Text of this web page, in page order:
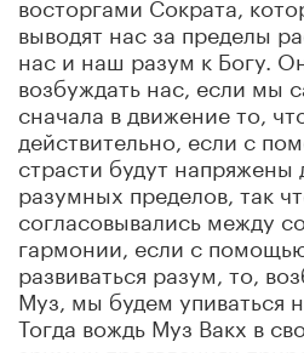
выводят нас за пределы
нас и наш разум к Богу.
возбуждать нас, если мы
сначала в движение то,
действительно, если с
страсти будут
разумных пределов, так
согласовывались между
гармонии, если с
развиваться разум, то,
Муз, мы будем упиваться
Тогда вождь Муз Вакх в